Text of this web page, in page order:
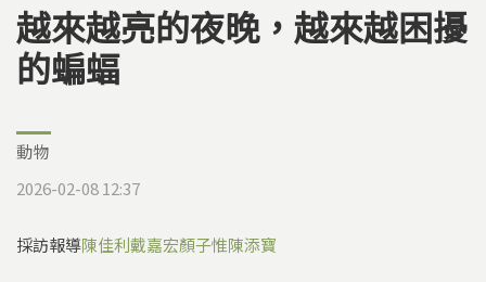
您在這裡
越來越亮的夜晚，越來越困擾
的蝙蝠
動物
2026-02-08 12:37
採訪報導陳佳利戴嘉宏顏子惟陳添寶